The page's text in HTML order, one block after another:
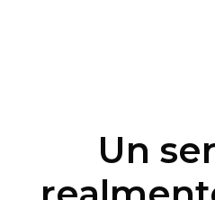
Un